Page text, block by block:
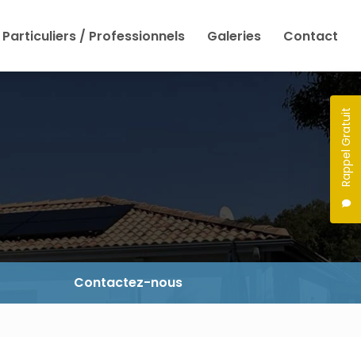
Rappel Gratuit
Particuliers / Professionnels Galeries Contact
Contactez-nous